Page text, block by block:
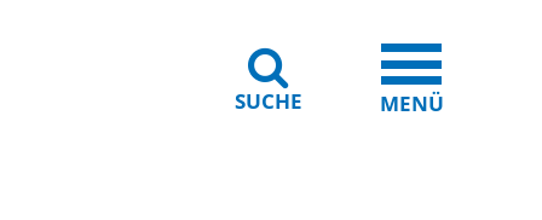
SUCHE MENÜ